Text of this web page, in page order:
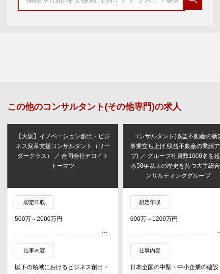
この他のコンサルタント(その他専門)の求人
【大阪】イノベーション創出・ビジ
ネス変革支援コンサルタント（リー
ダークラス） ／ 合同会社デロイト
トーマツ
想定年収
500万～2000万円
仕事内容
以下の領域におけるビジネス創出・
コンサルタント(収益不動産の新
事業立ち上げ,収益不動産の業績
プ) ／ グループ社員数1000名を
る50年以上の歴史を持つ大手総
ンサルティンググループ
想定年収
600万～1200万円
仕事内容
日本全国の中堅・中小企業の建設